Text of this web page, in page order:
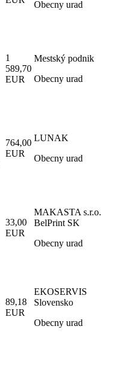
Obecny urad
1
589,70
EUR
Mestský podnik
Obecny urad
764,00
EUR
LUNAK
Obecny urad
33,00
EUR
MAKASTA s.r.o.
BelPrint SK
Obecny urad
89,18
EUR
EKOSERVIS
Slovensko
Obecny urad